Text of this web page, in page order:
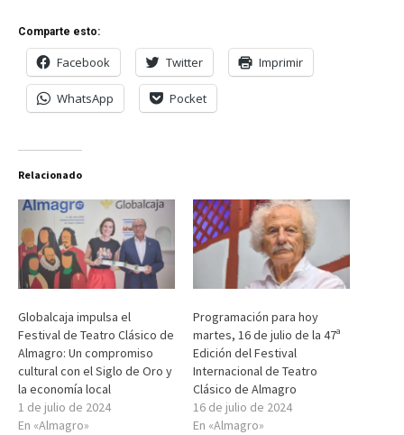
Comparte esto:
Facebook Twitter Imprimir
WhatsApp Pocket
Relacionado
Globalcaja impulsa el
Festival de Teatro Clásico de
Almagro: Un compromiso
cultural con el Siglo de Oro y
la economía local
1 de julio de 2024
En «Almagro»
Programación para hoy
martes, 16 de julio de la 47ª
Edición del Festival
Internacional de Teatro
Clásico de Almagro
16 de julio de 2024
En «Almagro»